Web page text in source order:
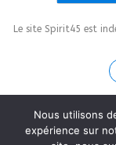
Le site Spirit45 est
This
Nous utilisons
expérience sur